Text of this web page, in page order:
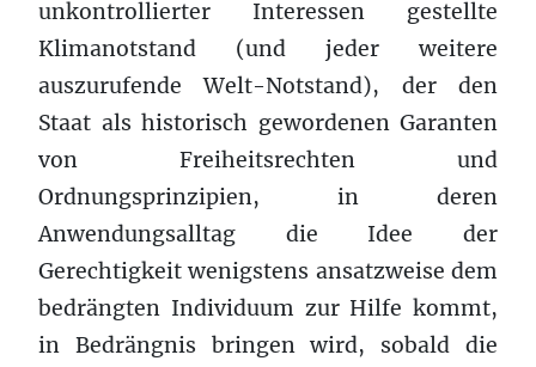
unkontrollierter Interessen gestellte
Klimanotstand (und jeder weitere
auszurufende Welt-Notstand), der den
Staat als historisch gewordenen Garanten
von Freiheitsrechten und
Ordnungsprinzipien, in deren
Anwendungsalltag die Idee der
Gerechtigkeit wenigstens ansatzweise dem
bedrängten Individuum zur Hilfe kommt,
in Bedrängnis bringen wird, sobald die